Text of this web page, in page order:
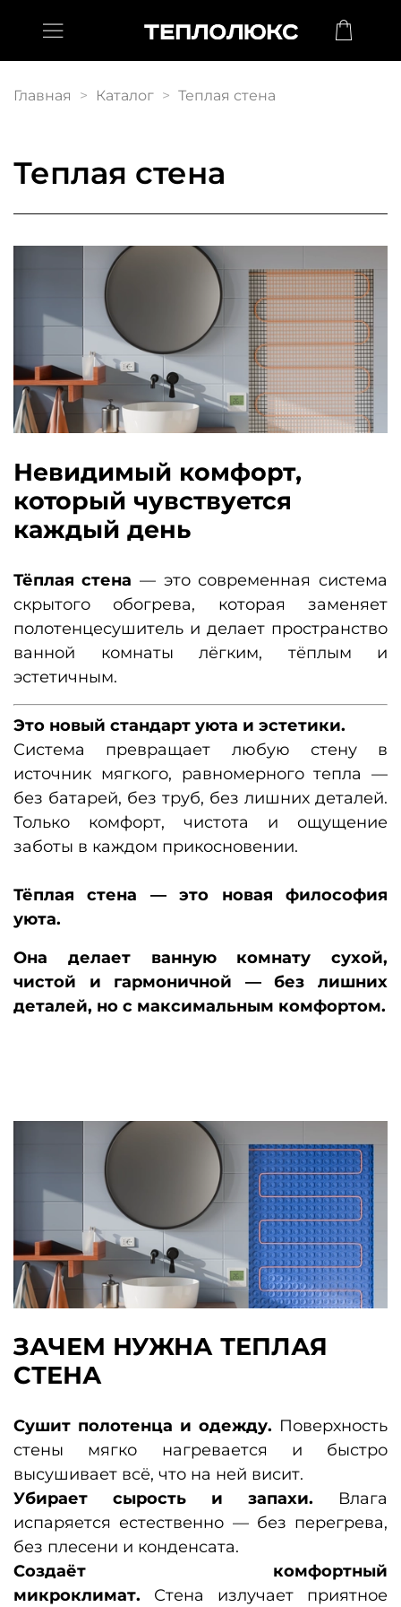
Главная Каталог Теплая стена
Теплая стена
Невидимый комфорт,
который чувствуется
каждый день
Тёплая стена — это современная система
скрытого обогрева, которая заменяет
полотенцесушитель и делает пространство
ванной комнаты лёгким, тёплым и
эстетичным.
Это новый стандарт уюта и эстетики.
Система превращает любую стену в
источник мягкого, равномерного тепла —
без батарей, без труб, без лишних деталей.
Только комфорт, чистота и ощущение
заботы в каждом прикосновении.
Тёплая стена — это новая философия
уюта.
Она делает ванную комнату сухой,
чистой и гармоничной — без лишних
деталей, но с максимальным комфортом.
ЗАЧЕМ НУЖНА ТЕПЛАЯ
СТЕНА
Сушит полотенца и одежду. Поверхность
стены мягко нагревается и быстро
высушивает всё, что на ней висит.
Убирает сырость и запахи.
Влага
испаряется естественно — без перегрева,
без плесени и конденсата.
Создаёт комфортный
микроклимат.
Стена излучает приятное